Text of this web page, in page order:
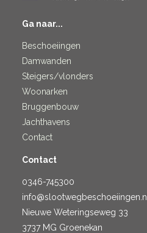
Ga naar...
Beschoeiingen
Damwanden
Steigers/vlonders
Woonarken
Bruggenbouw
Jachthavens
Contact
Contact
0346-745300
info@slootwegbeschoeiingen.nl
Nieuwe Weteringseweg 33
3737 MG Groenekan